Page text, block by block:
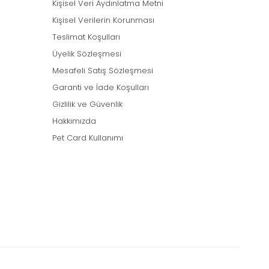
Kişisel Veri Aydınlatma Metni
Kişisel Verilerin Korunması
Teslimat Koşulları
Üyelik Sözleşmesi
Mesafeli Satış Sözleşmesi
Garanti ve İade Koşulları
Gizlilik ve Güvenlik
Hakkımızda
Pet Card Kullanımı